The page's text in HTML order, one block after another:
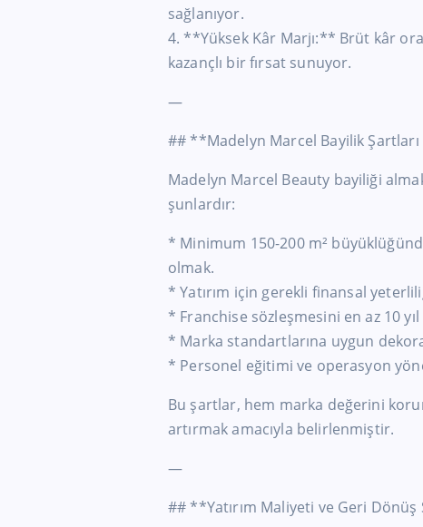
sağlanıyor.
4. **Yüksek Kâr Marjı:** Brüt kâr
kazançlı bir fırsat sunuyor.
—
## **Madelyn Marcel Bayilik
Madelyn Marcel Beauty bayiliği
şunlardır:
* Minimum 150-200 m²
olmak.
* Yatırım için gerekli finansal
* Franchise sözleşmesini en az 10
* Marka standartlarına uygun
* Personel eğitimi ve operasyon
Bu şartlar, hem marka değerini
artırmak amacıyla belirlenmiştir.
—
## **Yatırım Maliyeti ve Geri